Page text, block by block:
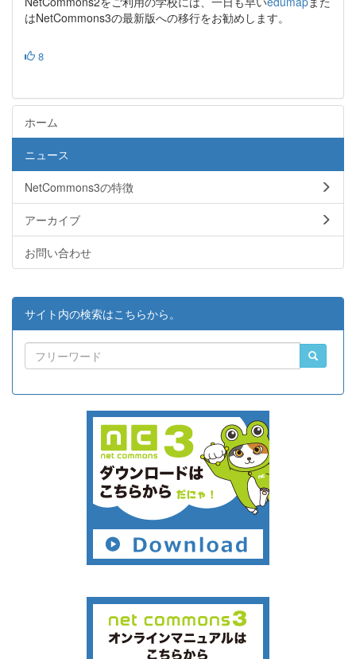
はNetCommons3の最新版への移行をお勧めします。
8
ホーム
ニュース
NetCommons3の特徴
アーカイブ
お問い合わせ
サイト内の検索はこちらから。